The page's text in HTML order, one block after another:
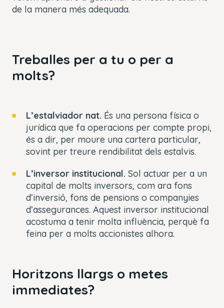
de la manera més adequada.
Treballes per a tu o per a
molts?
L’estalviador nat. És una persona física o
jurídica que fa operacions per compte propi,
és a dir, per moure una cartera particular,
sovint per treure rendibilitat dels estalvis.
L’inversor institucional. Sol actuar per a un
capital de molts inversors, com ara fons
d’inversió, fons de pensions o companyies
d’assegurances. Aquest inversor institucional
acostuma a tenir molta influència, perquè fa
feina per a molts accionistes alhora.
Horitzons llargs o metes
immediates?